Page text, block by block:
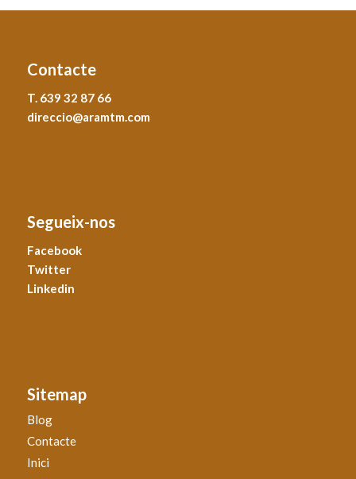
Contacte
T. 639 32 87 66
direccio@aramtm.com
Segueix-nos
Facebook
Twitter
Linkedin
Sitemap
Blog
Contacte
Inici